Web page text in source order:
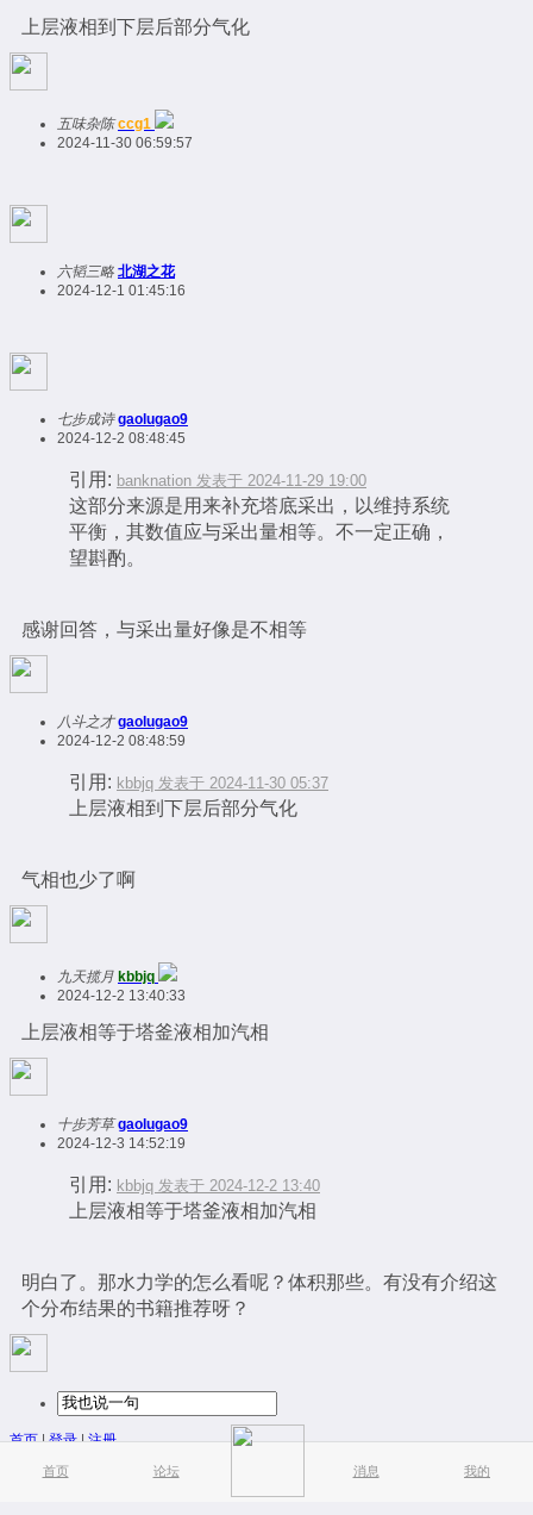
首页 论坛 消息 我的
上层液相到下层后部分气化
五味杂陈 ccg1
2024-11-30 06:59:57
六韬三略 北湖之花
2024-12-1 01:45:16
七步成诗 gaolugao9
2024-12-2 08:48:45
引用: banknation 发表于 2024-11-29 19:00
这部分来源是用来补充塔底采出，以维持系统
平衡，其数值应与采出量相等。不一定正确，
望斟酌。
感谢回答，与采出量好像是不相等
八斗之才 gaolugao9
2024-12-2 08:48:59
引用: kbbjq 发表于 2024-11-30 05:37
上层液相到下层后部分气化
气相也少了啊
九天揽月 kbbjq
2024-12-2 13:40:33
上层液相等于塔釜液相加汽相
十步芳草 gaolugao9
2024-12-3 14:52:19
引用: kbbjq 发表于 2024-12-2 13:40
上层液相等于塔釜液相加汽相
明白了。那水力学的怎么看呢？体积那些。有没有介绍这
个分布结果的书籍推荐呀？
首页|登录|注册